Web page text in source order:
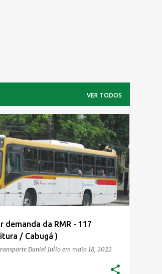
VER TODOS
demanda da RMR - 117
/ Cabugá )
Daniel Julio em maio 18, 2022